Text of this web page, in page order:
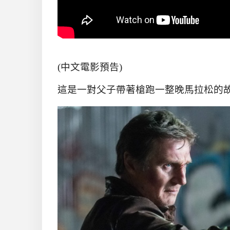
(中文電影預告)
這是一對父子帶著槍跑一整晚馬拉松的